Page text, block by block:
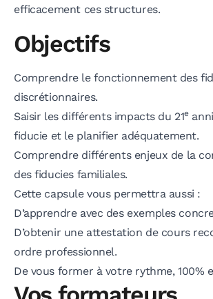
efficacement ces structures.
Objectifs
Comprendre le fonctionnement des
discrétionnaires.
Saisir les différents impacts du 21e
fiducie et le planifier adéquatement.
Comprendre différents enjeux de la
des fiducies familiales.
Cette capsule vous permettra aussi :
D’apprendre avec des exemples
D’obtenir une attestation de cours
ordre professionnel.
De vous former à votre rythme, 100%